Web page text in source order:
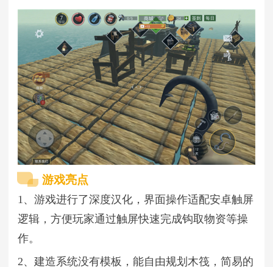
游戏亮点
1、游戏进行了深度汉化，界面操作适配安卓触屏
逻辑，方便玩家通过触屏快速完成钩取物资等操
作。
2、建造系统没有模板，能自由规划木筏，简易的